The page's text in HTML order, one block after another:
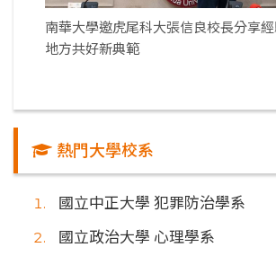
南華大學邀虎尾科大張信良校長分享
地方共好新典範
熱門大學校系
國立中正大學 犯罪防治學系
國立政治大學 心理學系